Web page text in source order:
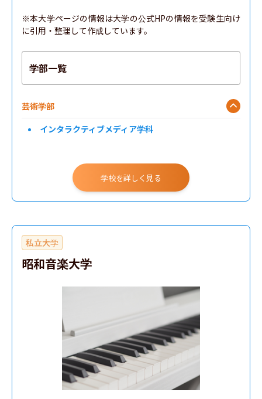
※本大学ページの情報は大学の公式HPの情報を受験生向け
に引用・整理して作成しています。
学部一覧
芸術学部
インタラクティブメディア学科
学校を詳しく見る
私立大学
昭和音楽大学